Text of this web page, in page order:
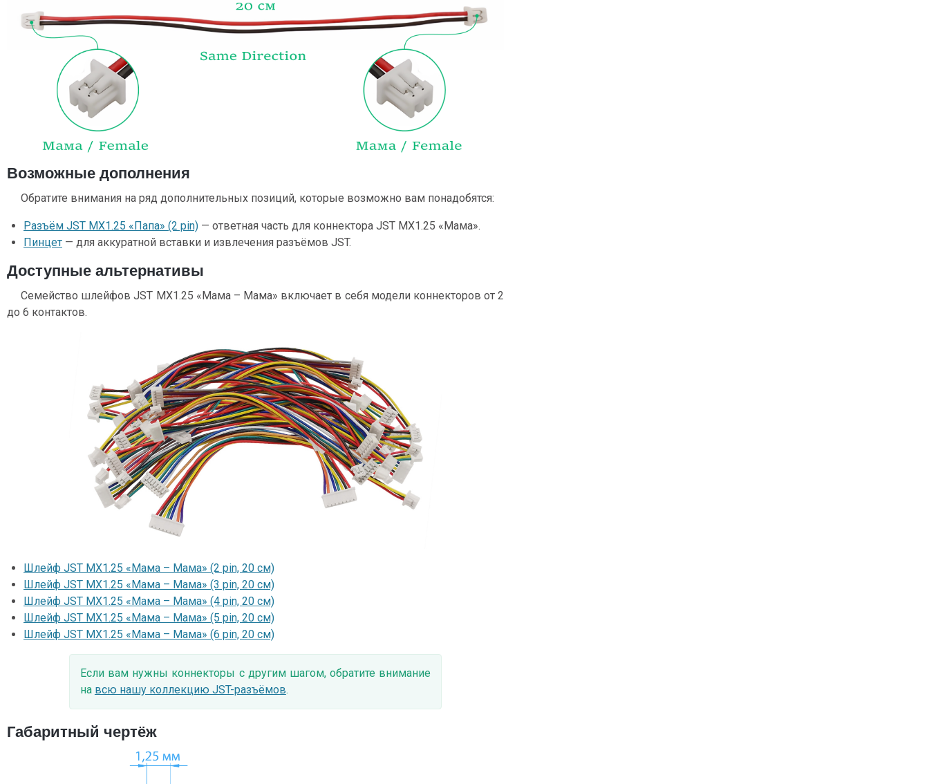
Возможные дополнения
Обратите внимания на ряд дополнительных позиций, которые возможно вам понадобятся:
Разъём JST MX1.25 «Папа» (2 pin) — ответная часть для коннектора JST MX1.25 «Мама».
Пинцет — для аккуратной вставки и извлечения разъёмов JST.
Доступные альтернативы
Семейство шлейфов JST MX1.25 «Мама – Мама» включает в себя модели коннекторов от 2
до 6 контактов.
Шлейф JST MX1.25 «Мама – Мама» (2 pin, 20 см)
Шлейф JST MX1.25 «Мама – Мама» (3 pin, 20 см)
Шлейф JST MX1.25 «Мама – Мама» (4 pin, 20 см)
Шлейф JST MX1.25 «Мама – Мама» (5 pin, 20 см)
Шлейф JST MX1.25 «Мама – Мама» (6 pin, 20 см)
Если вам нужны коннекторы с другим шагом, обратите внимание
на всю нашу коллекцию JST-разъёмов.
Габаритный чертёж